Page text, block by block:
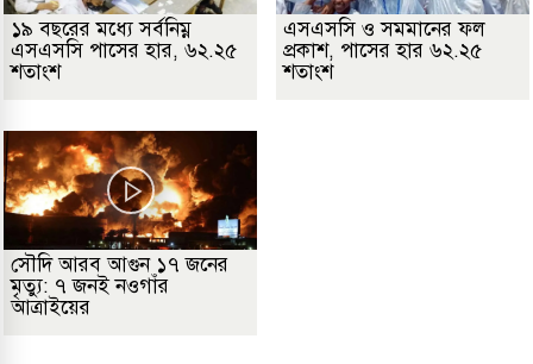
১৯ বছরের মধ্যে সর্বনিম্ন
এসএসসি পাসের হার, ৬২.২৫
শতাংশ
এসএসসি ও সমমানের ফল
প্রকাশ, পাসের হার ৬২.২৫
শতাংশ
সৌদি আরব আগুন ১৭ জনের
মৃত্যু: ৭ জনই নওগাঁর
আত্রাইয়ের